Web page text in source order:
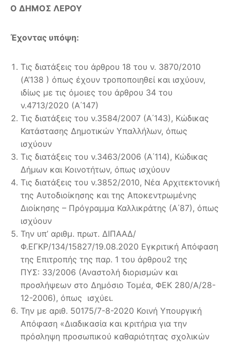
Ο ΔΗΜΟΣ ΛΕΡΟΥ
Έχοντας υπόψη:
Τις διατάξεις του άρθρου 18 του ν. 3870/2010
(Α’138 ) όπως έχουν τροποποιηθεί και ισχύουν,
ιδίως με τις όμοιες του άρθρου 34 του
ν.4713/2020 (Α΄147)
Τις διατάξεις του ν.3584/2007 (Α΄143), Κώδικας
Κατάστασης Δημοτικών Υπαλλήλων, όπως
ισχύουν
Τις διατάξεις του ν.3463/2006 (Α΄114), Κώδικας
Δήμων και Κοινοτήτων, όπως ισχύουν
Τις διατάξεις του ν.3852/2010, Νέα Αρχιτεκτονική
της Αυτοδιοίκησης και της Αποκεντρωμένης
Διοίκησης – Πρόγραμμα Καλλικράτης (Α΄87), όπως
ισχύουν
Την υπ’ αριθμ. πρωτ. ΔΙΠΑΑΔ/
Φ.ΕΓΚΡ/134/15827/19.08.2020 Εγκριτική Απόφαση
της Επιτροπής της παρ. 1 του άρθρου2 της
ΠΥΣ: 33/2006 (Αναστολή διορισμών και
προσλήψεων στο Δημόσιο Τομέα, ΦΕΚ 280/Α/28-
12-2006), όπως ισχύει.
Την με αριθ. 50175/7-8-2020 Κοινή Υπουργική
Απόφαση «Διαδικασία και κριτήρια για την
πρόσληψη προσωπικού καθαριότητας σχολικών